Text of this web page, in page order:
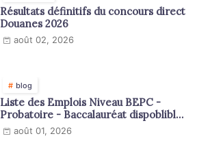
Résultats définitifs du concours direct
Douanes 2026
août 02, 2026
blog
Liste des Emplois Niveau BEPC -
Probatoire - Baccalauréat dispoblible
en 2026
août 01, 2026